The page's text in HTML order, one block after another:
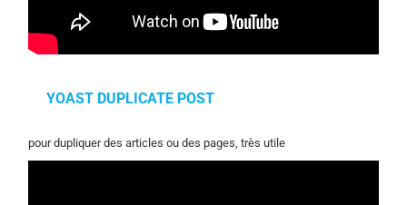
YOAST DUPLICATE POST
pour dupliquer des articles ou des pages, très utile